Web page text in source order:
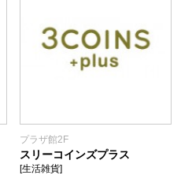
プラザ館2F
スリーコインズプラス
[生活雑貨]